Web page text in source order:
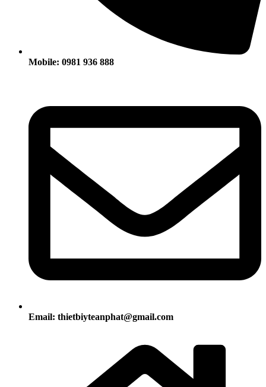
Mobile: 0981 936 888
Email: thietbiyteanphat@gmail.com